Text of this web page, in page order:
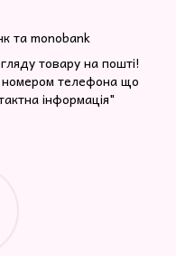
та monobank
товару на пошті!
номером телефона що
інформація"